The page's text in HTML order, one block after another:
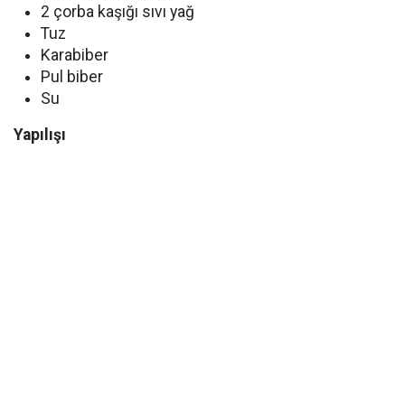
2 çorba kaşığı sıvı yağ
Tuz
Karabiber
Pul biber
Su
Yapılışı